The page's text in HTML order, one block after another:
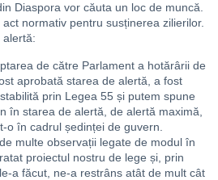
Diaspora vor căuta un loc de muncă.
normativ pentru susținerea zilierilor.
alertă:
de către Parlament a hotărârii de
aprobată starea de alertă, a fost
prin Legea 55 și putem spune
în starea de alertă, de alertă maximă,
o în cadrul ședinței de guvern.
multe observații legate de modul în
proiectul nostru de lege și, prin
a făcut, ne-a restrâns atât de mult cât